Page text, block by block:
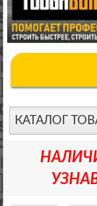
КАТАЛОГ